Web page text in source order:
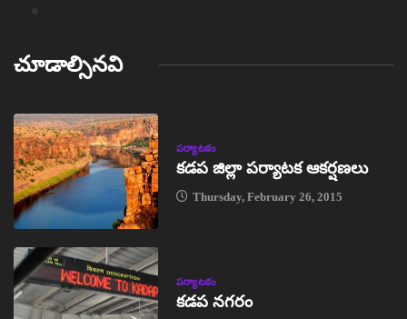
చూడాల్సినవి
పర్యాటకం
కడప జిల్లా పర్యాటక ఆకర్షణలు
Thursday, February 26, 2015
పర్యాటకం
కడప నగరం